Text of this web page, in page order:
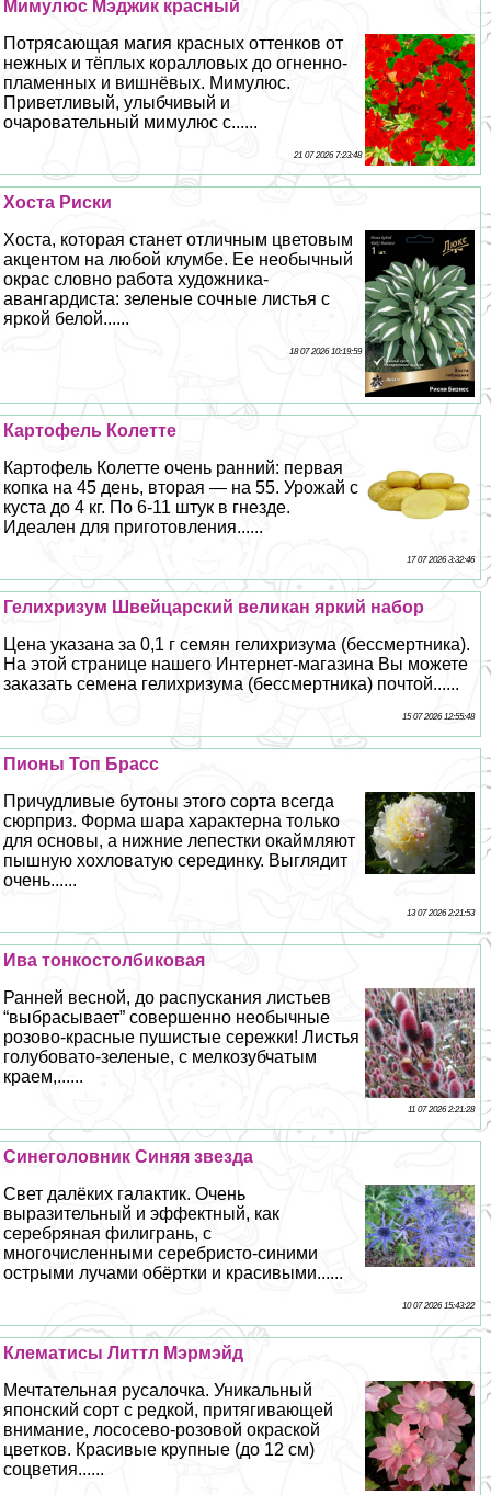
Мимулюс Мэджик красный
Потрясающая магия красных оттенков от
нежных и тёплых коралловых до огненно-
пламенных и вишнёвых. Мимулюс.
Приветливый, улыбчивый и
очаровательный мимулюс с......
21 07 2026 7:23:48
Хоста Риски
Хоста, которая станет отличным цветовым
акцентом на любой клумбе. Ее необычный
окрас словно работа художника-
авангардиста: зеленые сочные листья с
яркой белой......
18 07 2026 10:19:59
Картофель Колетте
Картофель Колетте очень ранний: первая
копка на 45 день, вторая — на 55. Урожай с
куста до 4 кг. По 6-11 штук в гнезде.
Идеален для приготовления......
17 07 2026 3:32:46
Гелихризум Швейцарский великан яркий набор
Цена указана за 0,1 г семян гелихризума (бесcмepтника).
На этой странице нашего Интернет-магазина Вы можете
заказать семена гелихризума (бесcмepтника) почтой......
15 07 2026 12:55:48
Пионы Топ Брасс
Причудливые бутоны этого сорта всегда
сюрприз. Форма шара хаpaктерна только
для основы, а нижние лепестки окаймляют
пышную хохловатую серединку. Выглядит
очень......
13 07 2026 2:21:53
Ива тонкостолбиковая
Ранней весной, до распускания листьев
“выбрасывает” совершенно необычные
розово-красные пушистые сережки! Листья
гoлyбовато-зеленые, с мелкозубчатым
краем,......
11 07 2026 2:21:28
Синеголовник Синяя звезда
Свет далёких галактик. Очень
выразительный и эффектный, как
серебряная филигрань, с
многочисленными серебристо-синими
острыми лучами обёртки и красивыми......
10 07 2026 15:43:22
Клематисы Литтл Мэрмэйд
Мечтательная русалочка. Уникальный
японский сорт с редкой, притягивающей
внимание, лососево-розовой окраской
цветков. Красивые крупные (до 12 см)
соцветия......